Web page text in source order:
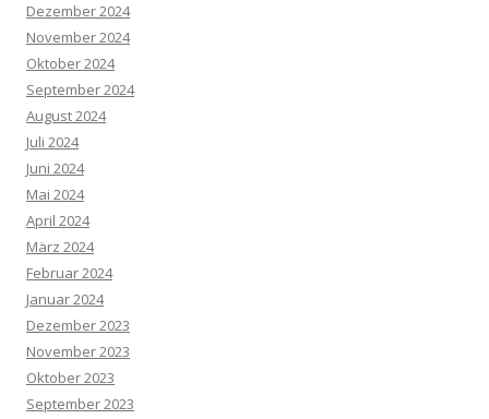
Dezember 2024
November 2024
Oktober 2024
September 2024
August 2024
Juli 2024
Juni 2024
Mai 2024
April 2024
März 2024
Februar 2024
Januar 2024
Dezember 2023
November 2023
Oktober 2023
September 2023